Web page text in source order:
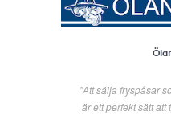
"Att sälja fryspåsar
är ett perfekt sätt